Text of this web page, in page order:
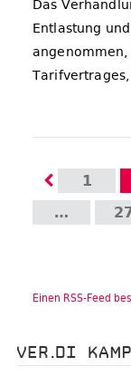
Das
Entlastung
Tarifvertrages,
1
…
Einen RSS-Feed
VER.DI